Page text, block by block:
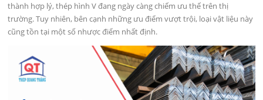
thành hợp lý, thép hình V đang ngày càng chiếm ưu thế trên thị
trường. Tuy nhiên, bên cạnh những ưu điểm vượt trội, loại vật liệu này
cũng tồn tại một số nhược điểm nhất định.